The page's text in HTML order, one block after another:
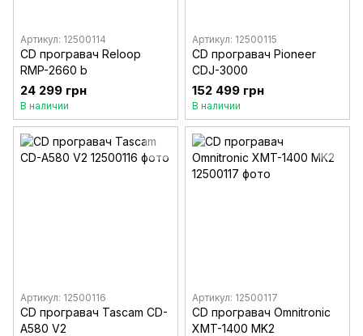
Артикул: 12500114
CD програвач Reloop
RMP-2660 b
24 299 грн
В наличии
Артикул: 12500115
CD програвач Pioneer
CDJ-3000
152 499 грн
В наличии
Артикул: 12500116
CD програвач Tascam CD-
A580 V2
Артикул: 12500117
CD програвач Omnitronic
XMT-1400 MK2